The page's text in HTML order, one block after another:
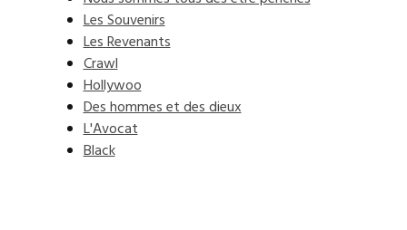
Les Souvenirs
Les Revenants
Crawl
Hollywoo
Des hommes et des dieux
L'Avocat
Black